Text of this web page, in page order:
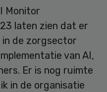
Monitor
laten zien dat er
in de zorgsector
van AI,
Er is nog ruimte
in de organisatie